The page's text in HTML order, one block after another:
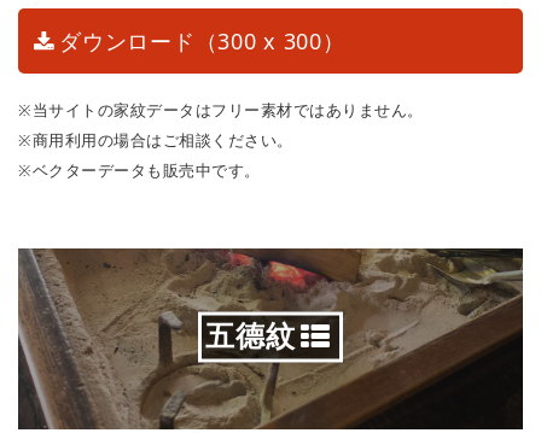
ダウンロード（300 x 300）
※当サイトの家紋データはフリー素材ではありません。
※商用利用の場合はご相談ください。
※ベクターデータも販売中です。
五德紋